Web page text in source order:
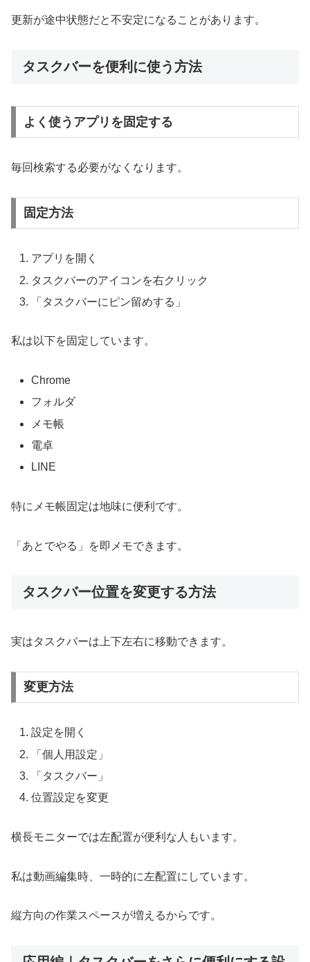
更新が途中状態だと不安定になることがあります。
タスクバーを便利に使う方法
よく使うアプリを固定する
毎回検索する必要がなくなります。
固定方法
アプリを開く
タスクバーのアイコンを右クリック
「タスクバーにピン留めする」
私は以下を固定しています。
Chrome
フォルダ
メモ帳
電卓
LINE
特にメモ帳固定は地味に便利です。
「あとでやる」を即メモできます。
タスクバー位置を変更する方法
実はタスクバーは上下左右に移動できます。
変更方法
設定を開く
「個人用設定」
「タスクバー」
位置設定を変更
横長モニターでは左配置が便利な人もいます。
私は動画編集時、一時的に左配置にしています。
縦方向の作業スペースが増えるからです。